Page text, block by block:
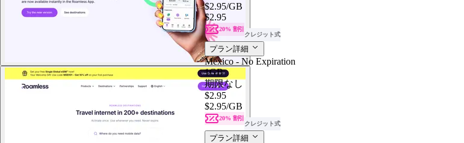
$2.95/GB
$2.95
20% 割引
クレジット式
プラン詳細
Mexico - No Expiration
1GB
期限なし
$2.95
$2.95/GB
20% 割引
クレジット式
プラン詳細